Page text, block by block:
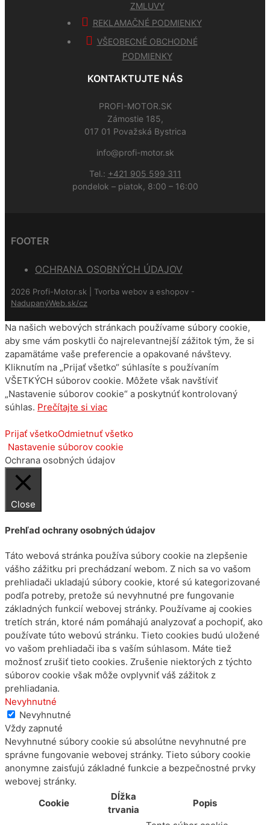
ZMLUVY
REKLAMAČNÉ PODMIENKY
VŠEOBECNÉ OBCHODNÉ
PODMIENKY
KONTAKTUJTE NÁS
PROFI-MOTOR.SK
Zámostie 185,
017 01 Považská Bystrica
info@profi-motor.sk
Tel.: +421 905 599 311
pondelok – piatok, 8:00 – 16:00
FOOTER
OCHRANA OSOBNÝCH ÚDAJOV
2026 Profi-Motor.sk | Tvorba webov a eshopov -
NadupanýWeb.sk/cz
Na našich webových stránkach používame súbory cookie,
aby sme vám poskytli čo najrelevantnejší zážitok tým, že si
zapamätáme vaše preferencie a opakované návštevy.
Kliknutím na „Prijať všetko“ súhlasíte s používaním
VŠETKÝCH súborov cookie. Môžete však navštíviť
„Nastavenie súborov cookie“ a poskytnúť kontrolovaný
súhlas. Prečítajte si viac
Prijať všetkoOdmietnuť všetko
Nastavenie súborov cookie
Ochrana osobných údajov
Close
Prehľad ochrany osobných údajov
Táto webová stránka používa súbory cookie na zlepšenie
vášho zážitku pri prechádzaní webom. Z nich sa vo vašom
prehliadači ukladajú súbory cookie, ktoré sú kategorizované
podľa potreby, pretože sú nevyhnutné pre fungovanie
základných funkcií webovej stránky. Používame aj cookies
tretích strán, ktoré nám pomáhajú analyzovať a pochopiť, ako
používate túto webovú stránku. Tieto cookies budú uložené
vo vašom prehliadači iba s vaším súhlasom. Máte tiež
možnosť zrušiť tieto cookies. Zrušenie niektorých z týchto
súborov cookie však môže ovplyvniť váš zážitok z
prehliadania.
Nevyhnutné
Nevyhnutné
Vždy zapnuté
Nevyhnutné súbory cookie sú absolútne nevyhnutné pre
správne fungovanie webovej stránky. Tieto súbory cookie
anonymne zaisťujú základné funkcie a bezpečnostné prvky
webovej stránky.
Cookie
Dĺžka
trvania
Popis